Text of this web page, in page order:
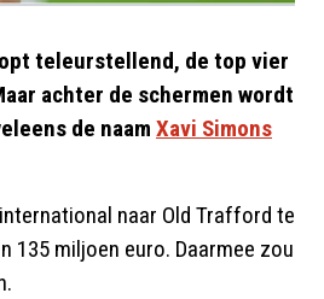
teleurstellend, de top vier
achter de schermen wordt
de naam Xavi Simons
naar Old Trafford te
135 miljoen euro. Daarmee zou